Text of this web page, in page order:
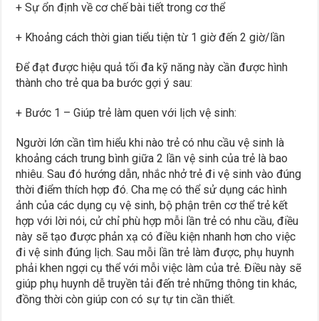
+ Sự ổn định về cơ chế bài tiết trong cơ thể
+ Khoảng cách thời gian tiểu tiện từ 1 giờ đến 2 giờ/lần
Để đạt được hiệu quả tối đa kỹ năng này cần được hình
thành cho trẻ qua ba bước gợi ý sau:
+ Bước 1 – Giúp trẻ làm quen với lịch vệ sinh:
Người lớn cần tìm hiểu khi nào trẻ có nhu cầu vệ sinh là
khoảng cách trung bình giữa 2 lần vệ sinh của trẻ là bao
nhiêu. Sau đó hướng dẫn, nhắc nhở trẻ đi vệ sinh vào đúng
thời điểm thích hợp đó. Cha mẹ có thể sử dụng các hình
ảnh của các dụng cụ vệ sinh, bộ phận trên cơ thể trẻ kết
hợp với lời nói, cử chỉ phù hợp mỗi lần trẻ có nhu cầu, điều
này sẽ tạo được phản xạ có điều kiện nhanh hơn cho việc
đi vệ sinh đúng lịch. Sau mỗi lần trẻ làm được, phụ huynh
phải khen ngợi cụ thể với mỗi việc làm của trẻ. Điều này sẽ
giúp phụ huynh dễ truyền tải đến trẻ những thông tin khác,
đồng thời còn giúp con có sự tự tin cần thiết.